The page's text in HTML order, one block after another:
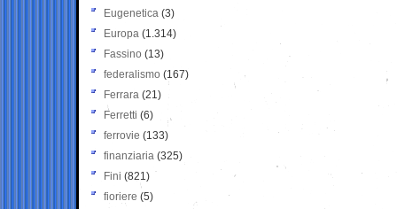
Eugenetica (3)
Europa (1.314)
Fassino (13)
federalismo (167)
Ferrara (21)
Ferretti (6)
ferrovie (133)
finanziaria (325)
Fini (821)
fioriere (5)